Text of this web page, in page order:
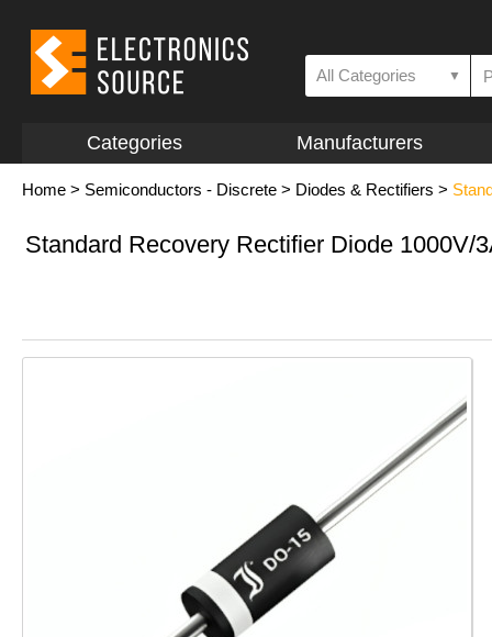
All Categories ▼
Categories Manufacturers
Home > Semiconductors - Discrete > Diodes & Rectifiers >
Standard Recovery Rectifier Diode 1000V/